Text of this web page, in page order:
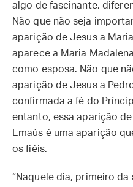
algo de fascinante,
Não que não seja
aparição de Jesus a
aparece a Maria
como esposa. Não que
aparição de Jesus a
confirmada a fé do
entanto, essa aparição
Emaús é uma aparição
os fiéis.
“Naquele dia, primeiro da